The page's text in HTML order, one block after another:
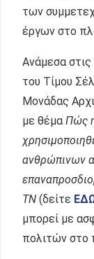
των
έργων στο
Ανάμεσα στις
του Τίμου
Μονάδας
με θέμα Πώς
ανθρώπινων
ΤΝ (δείτε
μπορεί με
πολιτών στο